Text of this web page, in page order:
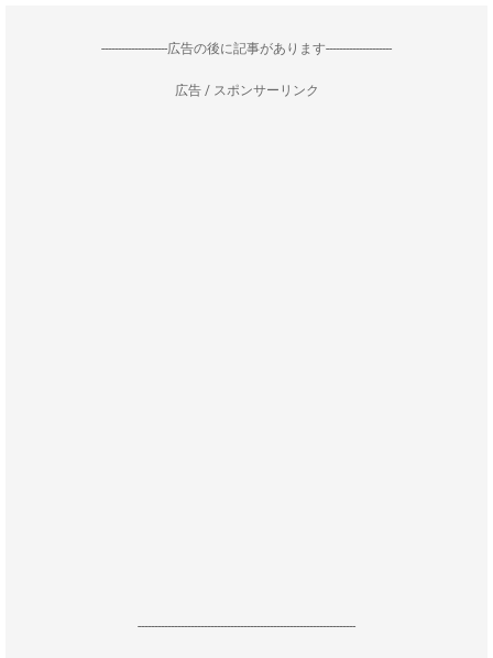
--------------------広告の後に記事があります--------------------
広告 / スポンサーリンク
------------------------------------------------------------------